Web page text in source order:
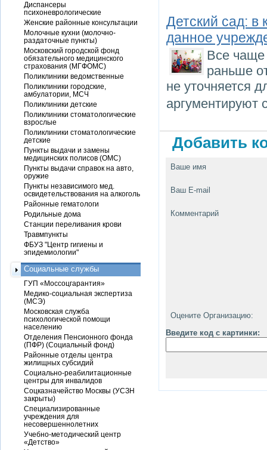
Детский сад: в
данное
Все чаще
раньше
не уточняется
аргументируют
Добавить
Ваше имя
Ваш E-mail
Комментарий
Оцените Организацию:
Введите код с картинки:
Диспансеры
психоневрологические
Женские районные консультации
Молочные кухни (молочно-
раздаточные пункты)
Московский городской фонд
обязательного медицинского
страхования (МГФОМС)
Поликлиники ведомственные
Поликлиники городские,
амбулатории, МСЧ
Поликлиники детские
Поликлиники стоматологические
взрослые
Поликлиники стоматологические
детские
Пункты выдачи и замены
медицинских полисов (ОМС)
Пункты выдачи справок на авто,
оружие
Пункты независимого мед.
освидетельствования на алкоголь
Районные гематологи
Родильные дома
Станции переливания крови
Травмпункты
ФБУЗ "Центр гигиены и
эпидемиологии"
Социальные службы
ГУП «Моссоцгарантия»
Медико-социальная экспертиза
(МСЭ)
Московская служба
психологической помощи
населению
Отделения Пенсионного фонда
(ПФР) (Социальный фонд)
Районные отделы центра
жилищных субсидий
Социально-реабилитационные
центры для инвалидов
Соцказначейство Москвы (УСЗН
закрыты)
Специализированные
учреждения для
несовершеннолетних
Учебно-методический центр
«Детство»